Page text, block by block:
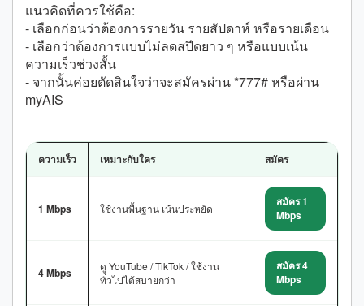
แนวคิดที่ควรใช้คือ:
- เลือกก่อนว่าต้องการรายวัน รายสัปดาห์ หรือรายเดือน
- เลือกว่าต้องการแบบไม่ลดสปีดยาว ๆ หรือแบบเน้น
ความเร็วช่วงสั้น
- จากนั้นค่อยตัดสินใจว่าจะสมัครผ่าน *777# หรือผ่าน
myAIS
ความเร็ว เหมาะกับใคร สมัคร
1 Mbps ใช้งานพื้นฐาน เน้นประหยัด
สมัคร 1
Mbps
4 Mbps
ดู YouTube / TikTok / ใช้งาน
ทั่วไปได้สบายกว่า
สมัคร 4
Mbps